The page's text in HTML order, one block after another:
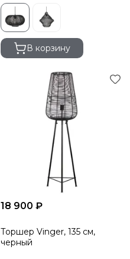
В корзину
18 900 ₽
Торшер Vinger, 135 см,
черный